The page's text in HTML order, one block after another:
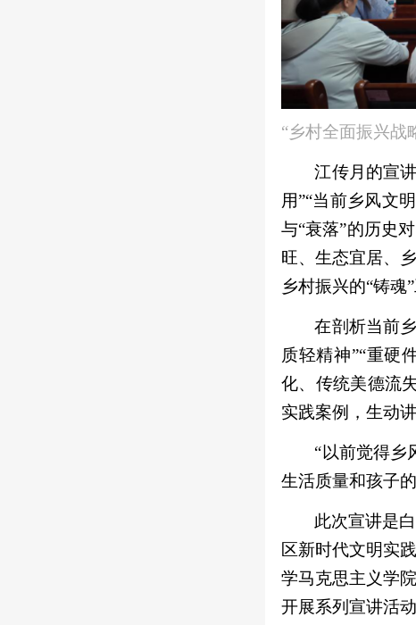
“乡村全面振兴战
江传月的宣
用”“当前乡风文
与“衰落”的历史
旺、生态宜居、
乡村振兴的“铸魂
在剖析当前
质轻精神”“重硬
化、传统美德流
实践案例，生动
“以前觉得乡
生活质量和孩子
此次宣讲是
区新时代文明实
学马克思主义学
开展系列宣讲活